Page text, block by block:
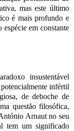
mas este último
é mais profundo e
espécie em constante
insustentável
infértil
de deboche de
questão filosófica,
Arnaut no seu
tem um significado